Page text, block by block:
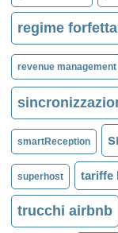
regime
revenue management
smartReception
superhost tariffe
trucchi airbnb